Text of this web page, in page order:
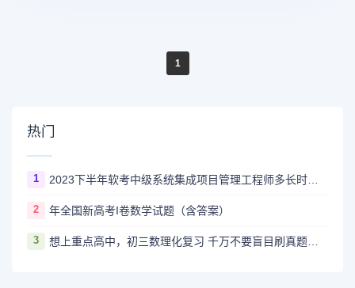
1
热门
1 2023下半年软考中级系统集成项目管理工程师多长时间出成绩
2 年全国新高考I卷数学试题（含答案）
3 想上重点高中，初三数理化复习 千万不要盲目刷真题卷和模拟卷！